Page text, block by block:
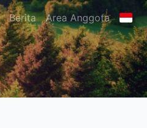
Berita Area Anggota